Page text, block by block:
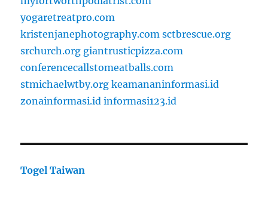
yogaretreatpro.com
kristenjanephotography.com sctbrescue.org
srchurch.org giantrusticpizza.com
conferencecallstomeatballs.com
stmichaelwtby.org keamananinformasi.id
zonainformasi.id informasi123.id
Togel Taiwan